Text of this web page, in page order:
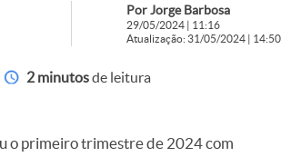
Por Jorge Barbosa
29/05/2024 | 11:16
Atualização: 31/05/2024 | 14:50
2 minutosde leitura
o primeiro trimestre de 2024 com